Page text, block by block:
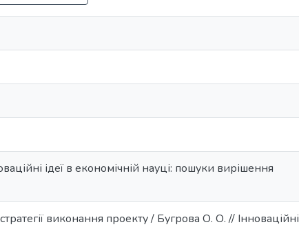
ідеї в економічній науці: пошуки вирішення
виконання проекту / Бугрова О. О. // Інноваційні